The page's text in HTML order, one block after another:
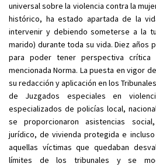
universal sobre la violencia contra la
histórico, ha estado apartada de la
intervenir y debiendo someterse a la
marido) durante toda su vida. Diez años
para poder tener perspectiva
mencionada Norma. La puesta en vigor
su redacción y aplicación en los
de Juzgados especiales en
especializados de policías local,
se proporcionaron asistencias
jurídico, de vivienda protegida e
aquellas víctimas que quedaban
límites de los tribunales y se